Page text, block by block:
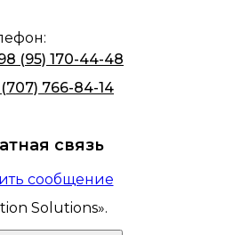
:
(95) 170-44-48
766-84-14
связь
сообщение
Solutions».